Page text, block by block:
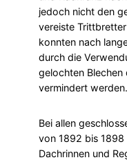
jedoch nicht den
vereiste
konnten nach
durch die
gelochten Blechen
vermindert werden.
Bei allen
von 1892 bis 1898
Dachrinnen und